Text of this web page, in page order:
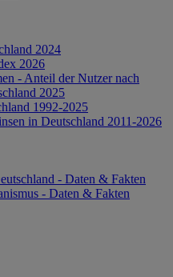
2024
2026
- Anteil der Nutzer nach
2025
1992-2025
in Deutschland 2011-2026
- Daten & Fakten
- Daten & Fakten